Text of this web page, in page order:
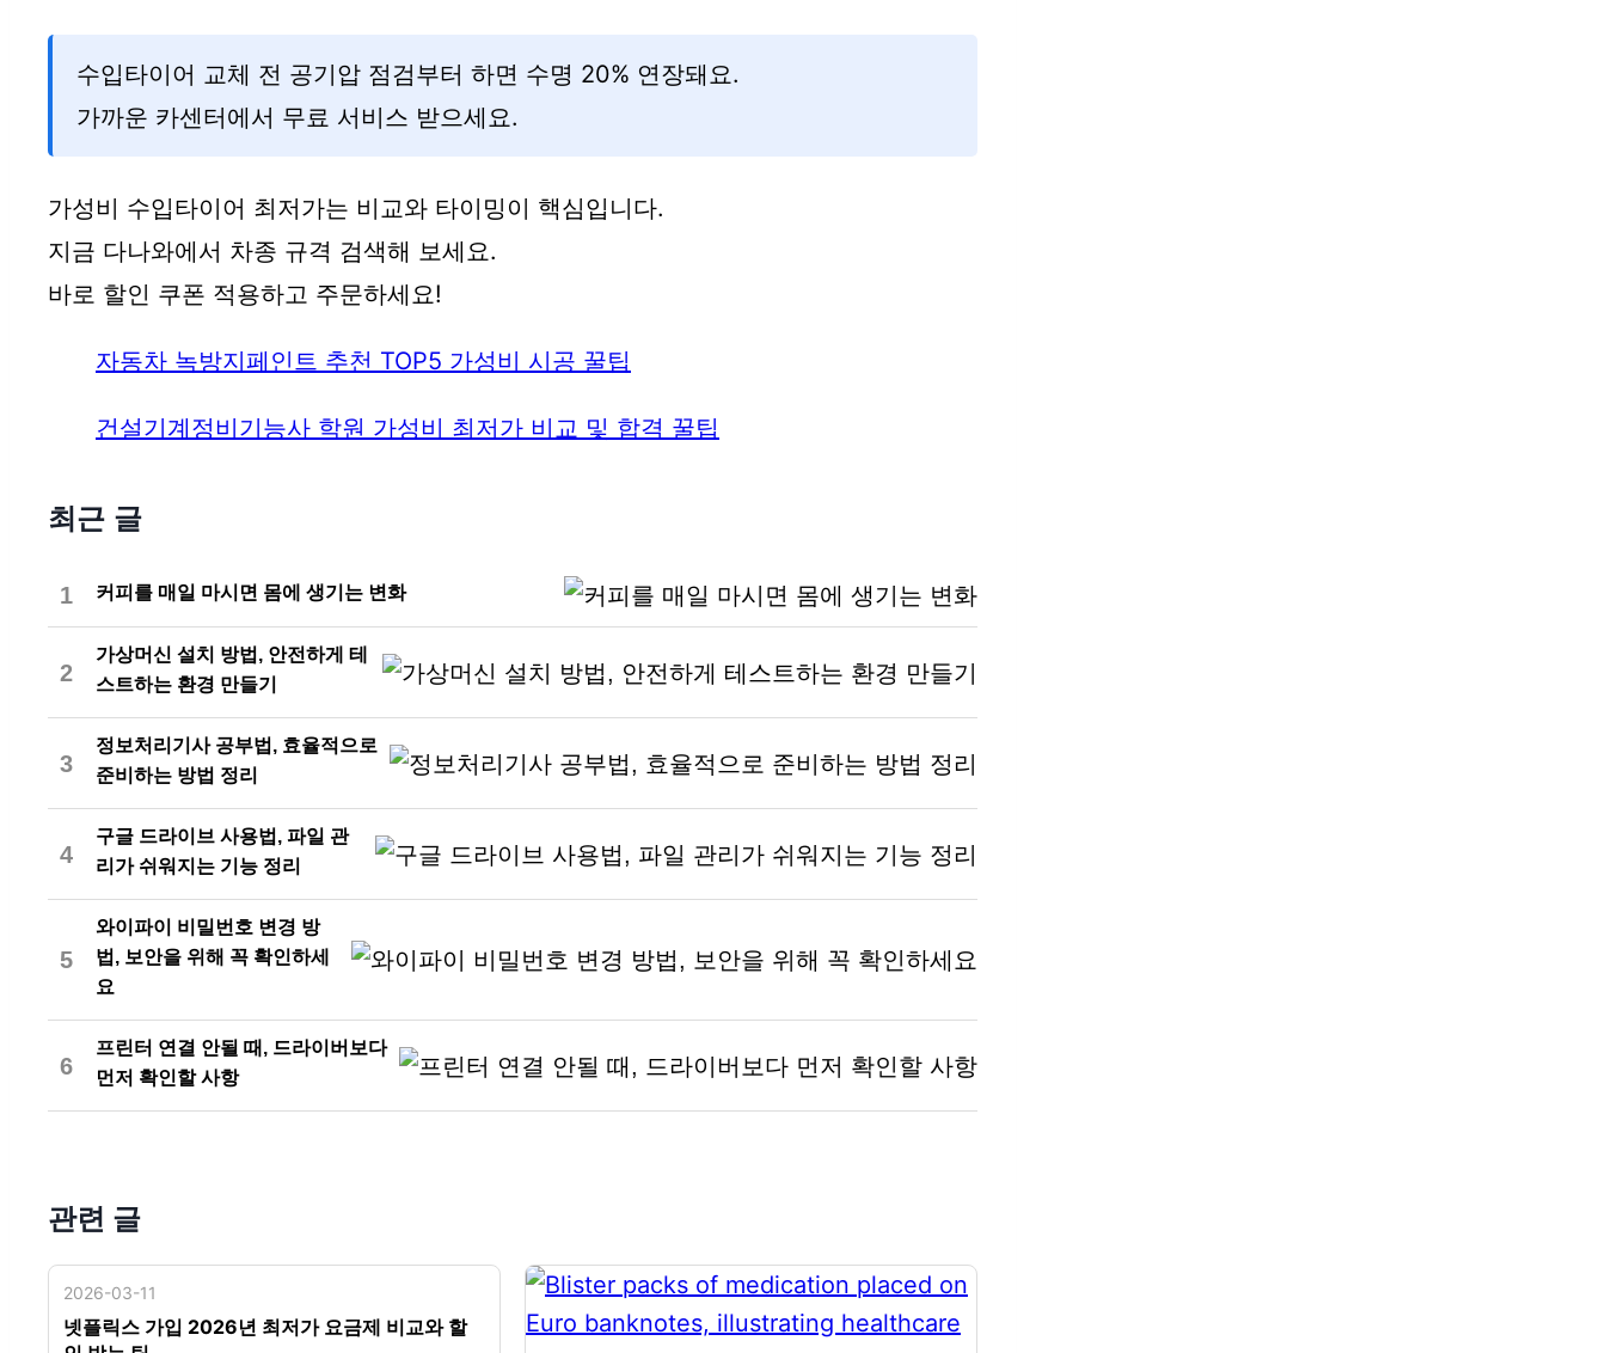
수입타이어 교체 전 공기압 점검부터 하면 수명 20% 연장돼요.
가까운 카센터에서 무료 서비스 받으세요.
가성비 수입타이어 최저가는 비교와 타이밍이 핵심입니다.
지금 다나와에서 차종 규격 검색해 보세요.
바로 할인 쿠폰 적용하고 주문하세요!
자동차 녹방지페인트 추천 TOP5 가성비 시공 꿀팁
건설기계정비기능사 학원 가성비 최저가 비교 및 합격 꿀팁
최근 글
1 커피를 매일 마시면 몸에 생기는 변화
2
가상머신 설치 방법, 안전하게 테
스트하는 환경 만들기
3
정보처리기사 공부법, 효율적으로
준비하는 방법 정리
4
구글 드라이브 사용법, 파일 관
리가 쉬워지는 기능 정리
5
와이파이 비밀번호 변경 방
법, 보안을 위해 꼭 확인하세
요
6
프린터 연결 안될 때, 드라이버보다
먼저 확인할 사항
관련 글
2026-03-11
넷플릭스 가입 2026년 최저가 요금제 비교와 할